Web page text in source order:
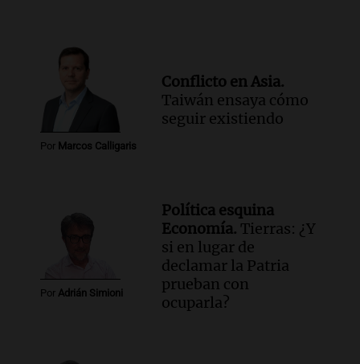
Por Marcos Calligaris
Conflicto en Asia.
Taiwán ensaya cómo
seguir existiendo
Por Adrián Simioni
Política esquina
Economía. Tierras: ¿Y
si en lugar de
declamar la Patria
prueban con
ocuparla?